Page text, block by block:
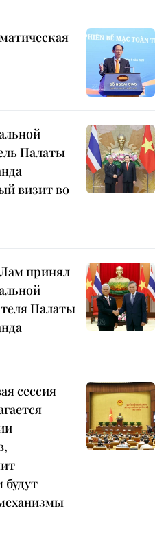
Палаты
визит во
принял
Палаты
сессия